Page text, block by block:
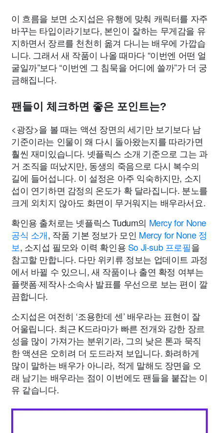
이 흐름을 보면 소지섭은 유행에 맞춰 캐릭터를 자주
바꾸는 타입이라기보다, 본인이 잘하는 무게감을 유
지하면서 장르를 천천히 옮겨 다니는 배우에 가깝습
니다. 그래서 새 작품이 나올 때마다 “이번엔 어떤 얼
굴일까”보다 “이번엔 그 침묵을 어디에 쓸까”가 더 궁
금해집니다.
팬들이 체크하면 좋은 포인트는?
<광장>을 볼 때는 액션 장면의 세기만 보기보다 남
기준이라는 인물이 왜 다시 돌아왔는지를 따라가면
훨씬 재미있습니다. 넷플릭스 소개 기준으로 그는 과
거 조직을 떠났지만, 동생의 죽음으로 다시 복수의
길에 들어섭니다. 이 설정은 아주 익숙하지만, 소지
섭이 연기하면 감정의 온도가 확 달라집니다. 분노를
크게 외치지 않아도 화면이 무거워지는 배우라서요.
확인용 출처로는 넷플릭스 Tudum의 Mercy for None
공식 소개, 작품 기본 정보가 모인 Mercy for None 정
보, 소지섭 필모와 이력 확인용 So Ji-sub 프로필을
참고할 만합니다. 다만 위키류 정보는 업데이트 과정
에서 바뀔 수 있으니, 새 작품이나 출연 확정 여부는
플랫폼·제작사·소속사 발표를 우선으로 보는 편이 깔
끔합니다.
소지섭은 여전히 ‘조용한데 센’ 배우라는 표현이 잘
어울립니다. 최근 K드라마가 빠른 전개와 강한 장르
성을 많이 가져가는 분위기라, 그의 낮은 톤과 묵직
한 액션은 오히려 더 도드라져 보입니다. 화려하게
많이 말하는 배우가 아니라, 적게 말해도 장면을 오
래 남기는 배우라는 점이 이번에도 팬들을 붙잡는 이
유 같습니다.